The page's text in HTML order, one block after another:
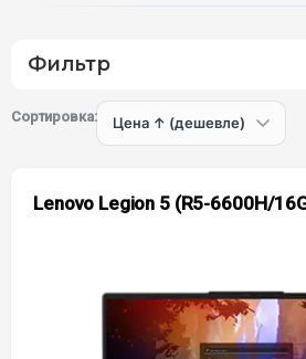
Фильтр
Сортировка:
Lenovo Legion 5 (R5-6600H/